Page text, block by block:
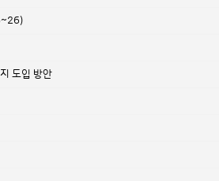
도입 방안